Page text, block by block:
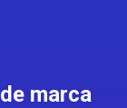
marca